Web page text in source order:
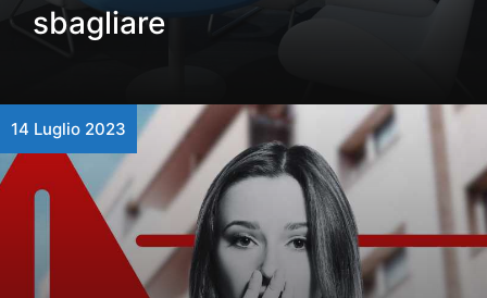
sbagliare
14 Luglio 2023